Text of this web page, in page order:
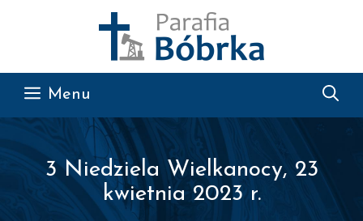
Menu
3 Niedziela Wielkanocy, 23
kwietnia 2023 r.